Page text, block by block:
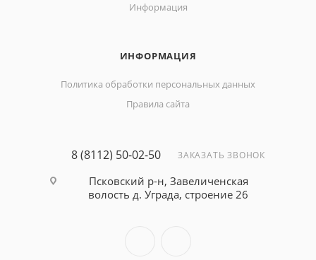
Информация
ИНФОРМАЦИЯ
Политика обработки персональных данных
Правила сайта
8 (8112) 50-02-50 ЗАКАЗАТЬ ЗВОНОК
Псковский р-н, Завеличенская
волость д. Уграда, строение 26